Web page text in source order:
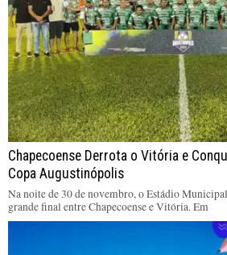
Chapecoense Derrota o Vitória e
Copa Augustinópolis
Na noite de 30 de novembro, o Estádio
grande final entre Chapecoense e Vitória. Em